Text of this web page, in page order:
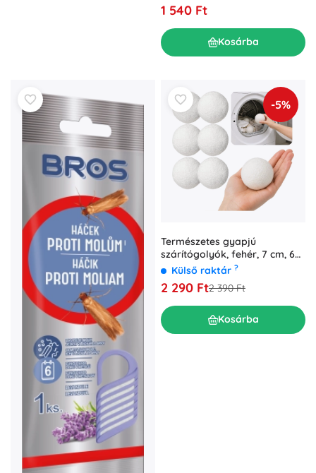
1 540 Ft
Kosárba
-5%
Természetes gyapjú
szárítógolyók, fehér, 7 cm, 6
dbKülső raktár ?
2 290 Ft2 390 Ft
Kosárba